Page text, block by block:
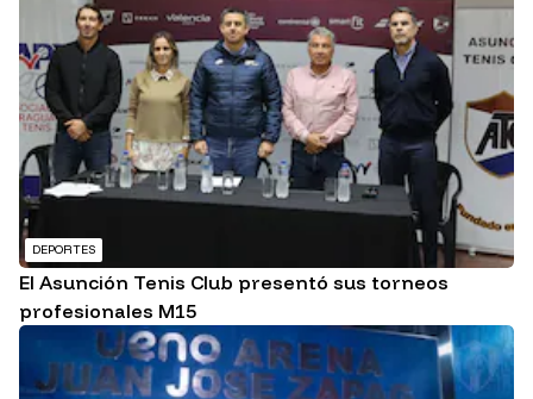
DEPORTES
El Asunción Tenis Club presentó sus torneos
profesionales M15